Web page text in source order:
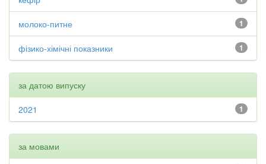
1
молоко-питне
1
фізико-хімічні показники
за датою випуску
1
2021
за мовами